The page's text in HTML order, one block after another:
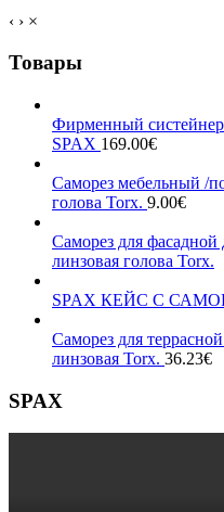
‹ › ×
Товары
Фирменный
SPAX 169.00€
Саморез мебельный /
голова Torx. 9.00€
Саморез для фасадной
линзовая голова Torx.
SPAX КЕЙС С
Саморез для
линзовая Torx. 36.23€
SPAX